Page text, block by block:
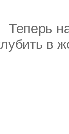
Теперь
в